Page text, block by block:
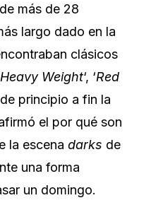
más de 28
largo dado en la
clásicos
Heavy Weight‘, ‘Red
de principio a fin la
el por qué son
la escena darks de
una forma
un domingo.